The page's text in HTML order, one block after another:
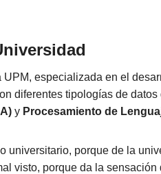
UPM, especializada en el
diferentes tipologías de
y Procesamiento de
universitario, porque de la
visto, porque da la